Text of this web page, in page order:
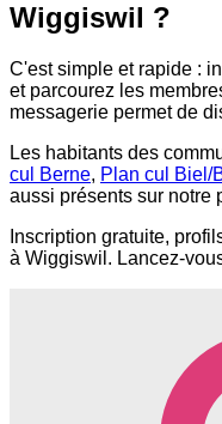
Wiggiswil ?
C'est simple et rapide :
et parcourez les
messagerie permet de
Les habitants des
cul Berne, Plan cul Biel/
aussi présents sur notre
Inscription gratuite,
à Wiggiswil. Lancez-